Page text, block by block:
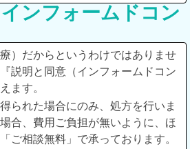
ンフォームドコン
）だからというわけではありませ
説明と同意（インフォームドコン
ます。
られた場合にのみ、処方を行いま
合、費用ご負担が無いように、ほ
ご相談無料」で承っております。